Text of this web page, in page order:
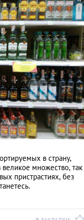
в страну,
множество, так
пристрастиях, без